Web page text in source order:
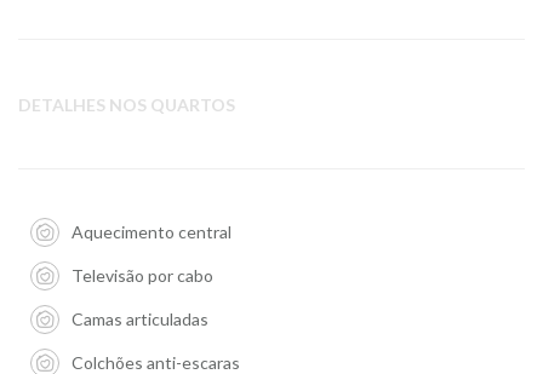
DETALHES NOS QUARTOS
Aquecimento central
Televisão por cabo
Camas articuladas
Colchões anti-escaras